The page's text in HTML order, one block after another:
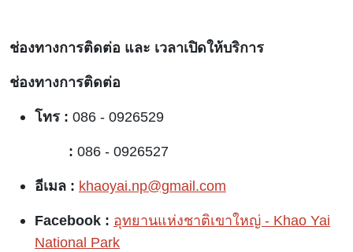
ช่องทางการติดต่อ และ เวลาเปิดให้บริการ
ช่องทางการติดต่อ
โทร : 086 - 0926529
: 086 - 0926527
อีเมล : khaoyai.np@gmail.com
Facebook : อุทยานแห่งชาติเขาใหญ่ - Khao Yai
National Park